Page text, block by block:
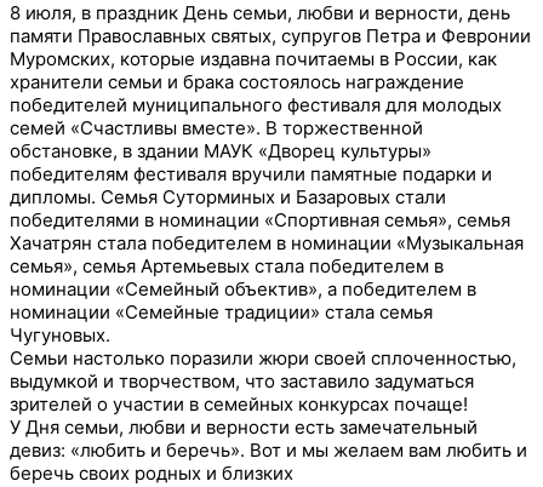
8 июля, в праздник День семьи, любви и верности, день
памяти Православных святых, супругов Петра и Февронии
Муромских, которые издавна почитаемы в России, как
хранители семьи и брака состоялось награждение
победителей муниципального фестиваля для молодых
семей «Счастливы вместе». В торжественной
обстановке, в здании МАУК «Дворец культуры»
победителям фестиваля вручили памятные подарки и
дипломы. Семья Суторминых и Базаровых стали
победителями в номинации «Спортивная семья», семья
Хачатрян стала победителем в номинации «Музыкальная
семья», семья Артемьевых стала победителем в
номинации «Семейный объектив», а победителем в
номинации «Семейные традиции» стала семья
Чугуновых.
Семьи настолько поразили жюри своей сплоченностью,
выдумкой и творчеством, что заставило задуматься
зрителей о участии в семейных конкурсах почаще!
У Дня семьи, любви и верности есть замечательный
девиз: «любить и беречь». Вот и мы желаем вам любить и
беречь своих родных и близких